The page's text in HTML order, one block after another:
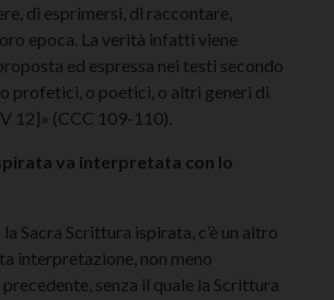
di esprimersi, di raccontare,
epoca. La verità infatti viene
ed espressa nei testi secondo
profetici, o poetici, o altri generi di
12]» (CCC 109-110).
va interpretata con lo
la Sacra Scrittura ispirata, c’è un altro
interpretazione, non meno
senza il quale la Scrittura